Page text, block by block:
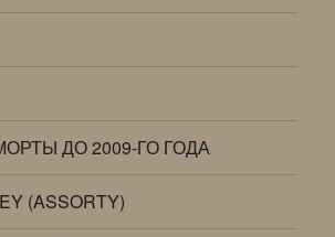
ДО 2009-ГО ГОДА
(ASSORTY)